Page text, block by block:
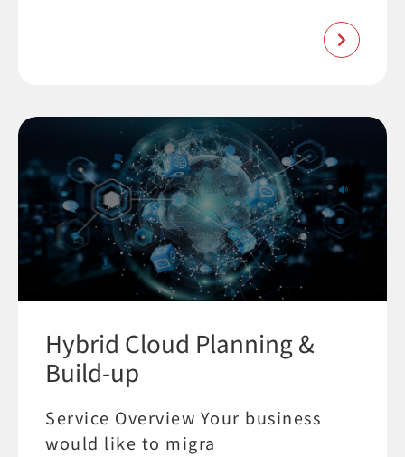
Hybrid Cloud Planning &
Build-up
Service Overview Your business
would like to migra